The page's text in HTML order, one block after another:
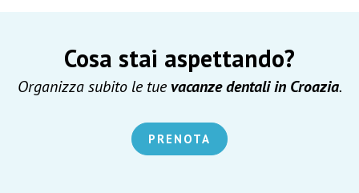
Cosa stai aspettando?
Organizza subito le tuevacanze dentali in Croazia.
PRENOTA